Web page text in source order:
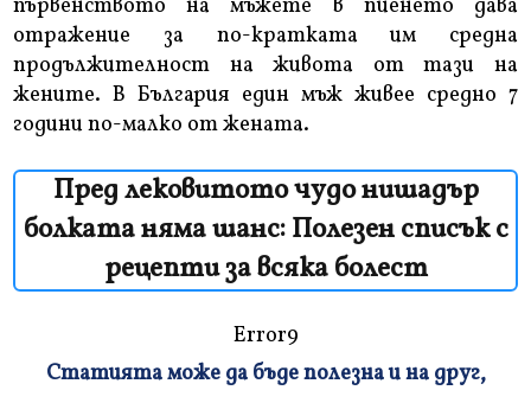
първенството на мъжете в пиенето дава
отражение за по-кратката им средна
продължителност на живота от тази на
жените. В България един мъж живее средно 7
години по-малко от жената.
Пред лековитото чудо нишадър
болката няма шанс: Полезен списък с
рецепти за всяка болест
Error9
Статията може да бъде полезна и на друг,